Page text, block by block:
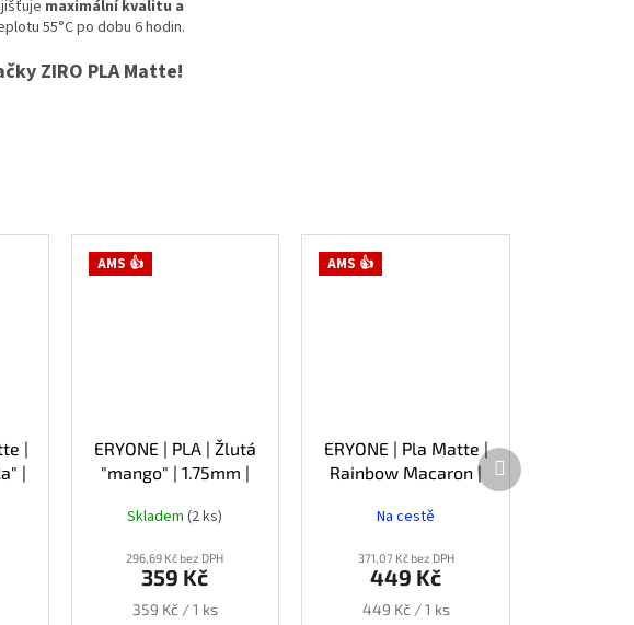
|
|
AMS 👍
ERYONE | PLA | Žlutá
"mango" | 1.75mm |
Skladem(2 ks)
296,69 Kč bez DPH
359 Kč
Měrná
359 Kč / 1 ks
AMS 👍
ERYONE | Pla Matte |
Rainbow Macaron |
Na cestě
371,07 Kč bez DPH
449 Kč
Měrná
449 Kč / 1 ks
Další
produkt
maximální kvalitu a
55°C po dobu 6 hodin.
ZIRO PLA Matte!